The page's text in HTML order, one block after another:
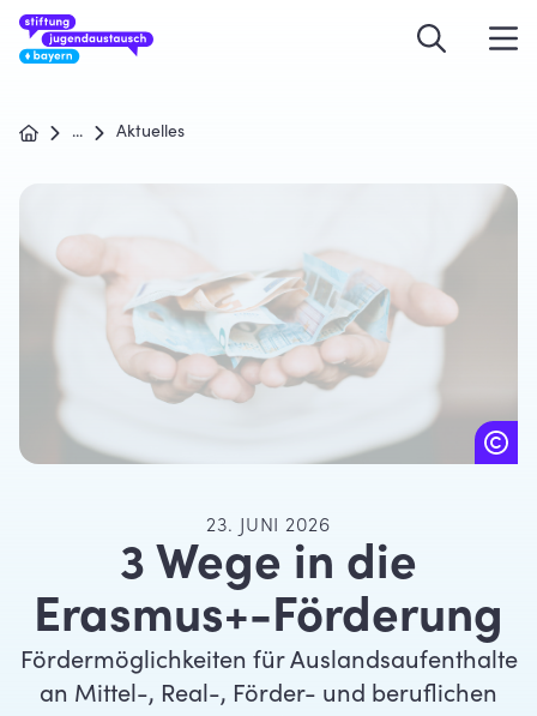
... Aktuelles
23. JUNI 2026
3 Wege in die
Erasmus+-Förderung
Fördermöglichkeiten für Auslandsaufenthalte
an Mittel-, Real-, Förder- und beruflichen